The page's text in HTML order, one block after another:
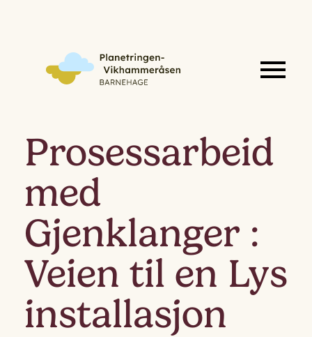
Prosessarbeid
med
Gjenklanger :
Veien til en Lys
installasjon